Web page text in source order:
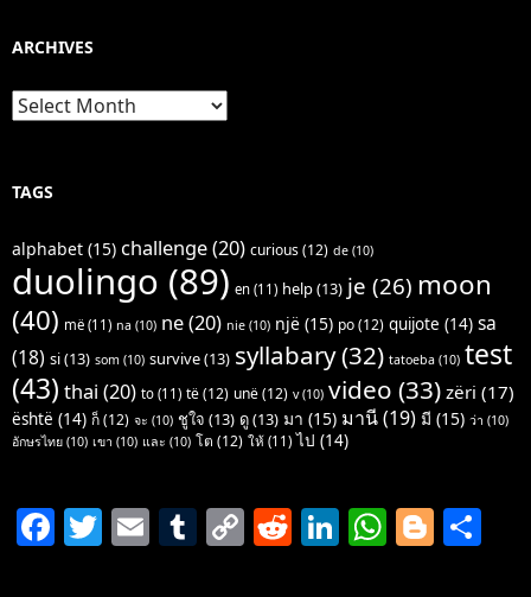
ARCHIVES
Archives
TAGS
alphabet (15) challenge(20) curious(12) de (10)
duolingo (89) en (11) help(13) je (26) moon
(40) më (11) na (10) ne(20) nie (10) një (15) po(12) quijote (14) sa
(18) si(13) som (10) survive(13) syllabary(32) tatoeba (10) test
(43) thai (20) to (11) të(12) unë(12) v(10) video (33) zëri (17)
është (14) ก็(12) จะ (10) ชูใจ (13) ดู(13) มา (15) มานี(19) มี (15) ว่า (10)
อักษรไทย (10) เขา (10) และ (10) โต (12) ให้ (11) ไป (14)
F T E T C R Li W Bl